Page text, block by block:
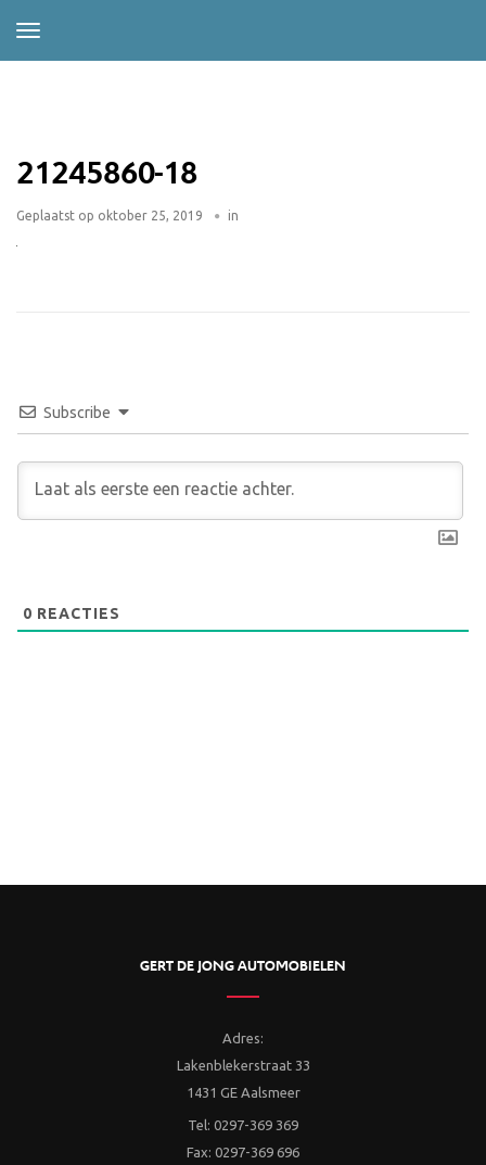
21245860-18
Geplaatst op oktober 25, 2019 in
Subscribe
0 REACTIES
GERT DE JONG AUTOMOBIELEN
Adres:
Lakenblekerstraat 33
1431 GE Aalsmeer
Tel: 0297-369 369
Fax: 0297-369 696